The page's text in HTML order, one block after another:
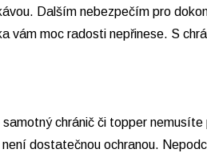
Dalším nebezpečím pro
vám moc radosti nepřinese. S
chránič či topper
dostatečnou ochranou.